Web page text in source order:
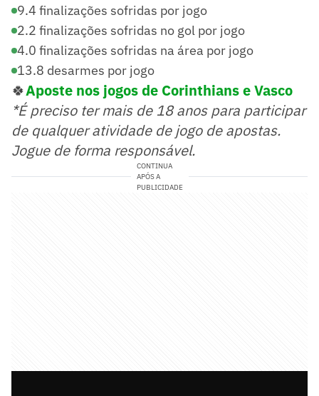
9.4 finalizações sofridas por jogo
2.2 finalizações sofridas no gol por jogo
4.0 finalizações sofridas na área por jogo
13.8 desarmes por jogo
🍀Aposte nos jogos de Corinthians e Vasco
*É preciso ter mais de 18 anos para participar
de qualquer atividade de jogo de apostas.
Jogue de forma responsável.
CONTINUA
APÓS A
PUBLICIDADE